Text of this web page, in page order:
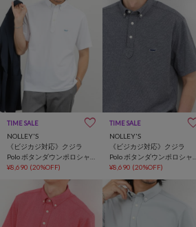
TIME SALE
NOLLEY'S
《ビジカジ対応》クジラ
Polo ボタンダウンポロシャ
ツ 26SS
¥8,690 (20%OFF)
TIME SALE
NOLLEY'S
《ビジカジ対応》クジラ
Polo ボタンダウンポロシャ
ツ 26SS
¥8,690 (20%OFF)